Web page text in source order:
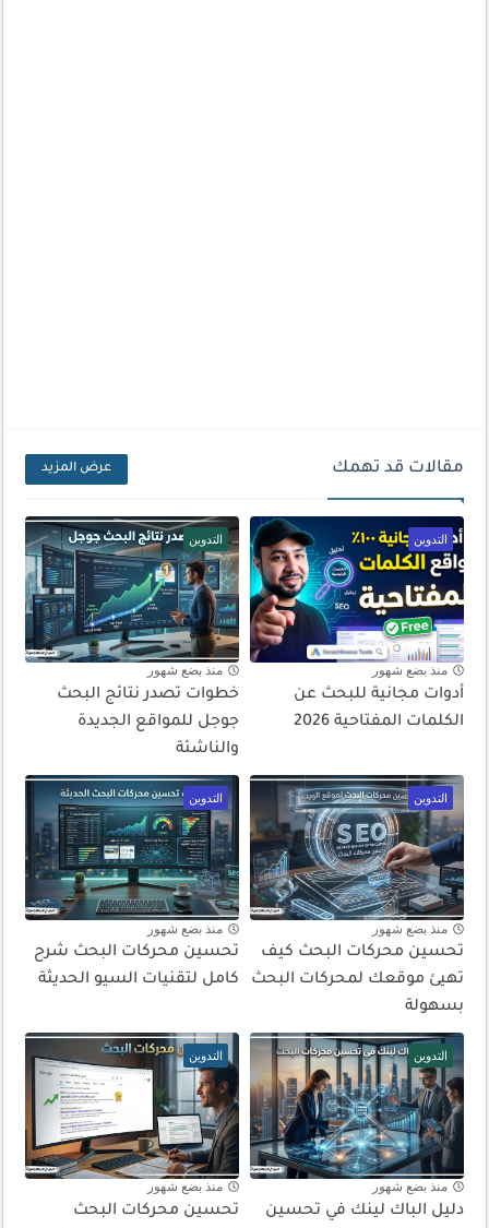
مقالات قد تهمك عرض المزيد
التدوين
منذ بضع شهور
أدوات مجانية للبحث عن
الكلمات المفتاحية 2026
التدوين
منذ بضع شهور
خطوات تصدر نتائج البحث
جوجل للمواقع الجديدة
والناشئة
التدوين
منذ بضع شهور
تحسين محركات البحث كيف
تهيئ موقعك لمحركات البحث
بسهولة
التدوين
منذ بضع شهور
تحسين محركات البحث شرح
كامل لتقنيات السيو الحديثة
التدوين
منذ بضع شهور
دليل الباك لينك في تحسين
التدوين
منذ بضع شهور
تحسين محركات البحث